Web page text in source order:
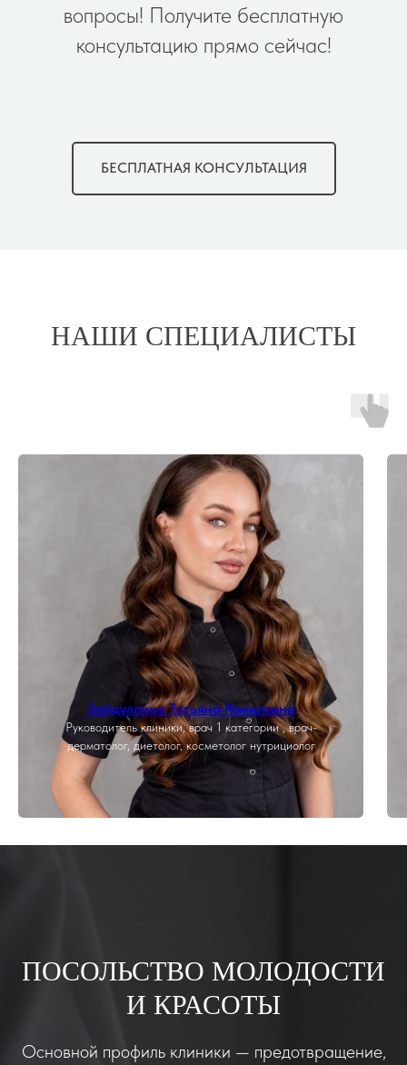
вопросы! Получите бесплатную
консультацию прямо сейчас!
БЕСПЛАТНАЯ КОНСУЛЬТАЦИЯ
НАШИ СПЕЦИАЛИСТЫ
Зайдуллина Татьяна Рамилевна
Руководитель клиники, врач 1 категории , врач-
дерматолог, диетолог, косметолог нутрициолог
ПОСОЛЬСТВО МОЛОДОСТИ
И КРАСОТЫ
Основной профиль клиники — предотвращение,